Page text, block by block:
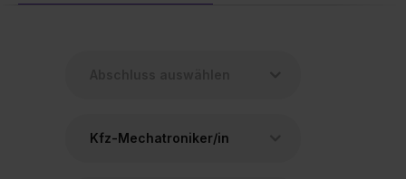
Kfz-Mechatroniker/in